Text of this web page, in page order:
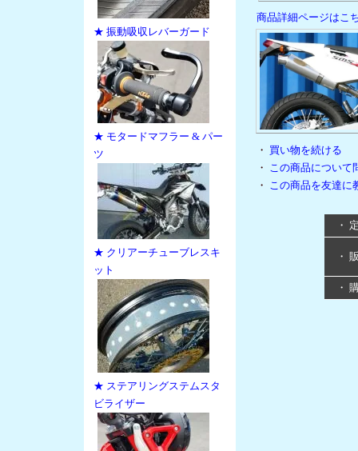
★ 振動吸収レバーガード
★ モタードマフラー & パー
ツ
★ クリアーチューブレスキ
ット
★ ステアリングステムスタ
ビライザー
商品詳細ページはこ
・ 買い物を続ける
・
この商品について
・
この商品を友達に
・
・
・